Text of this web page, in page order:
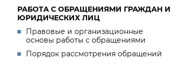
РАБОТА С ОБРАЩЕНИЯМИ ГРАЖДАН И
ЮРИДИЧЕСКИХ ЛИЦ
Правовые и организационные
основы работы с обращениями
Порядок рассмотрения обращений